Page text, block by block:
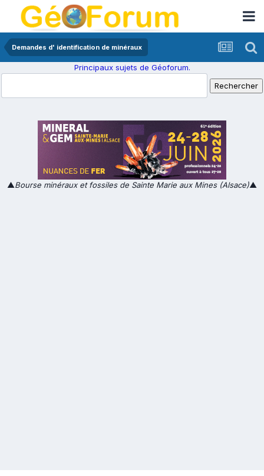
Demandes d' identification de minéraux
Principaux sujets de Géoforum.
▲Bourse minéraux et fossiles de Sainte Marie aux Mines (Alsace)▲